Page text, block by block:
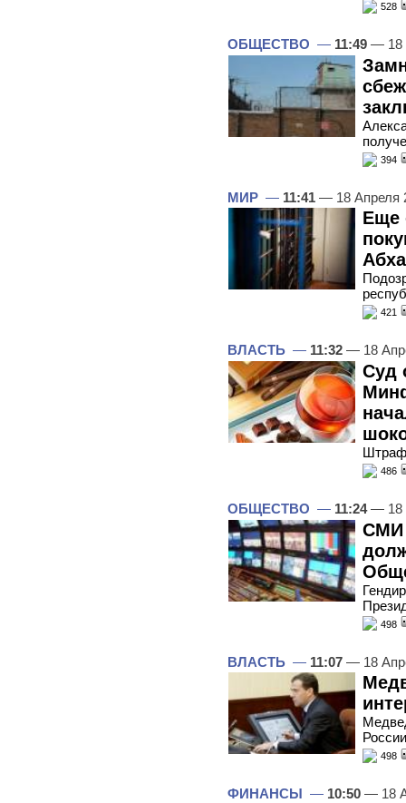
528
ОБЩЕСТВО — 11:49 — 18
394
МИР — 11:41 — 18 Апреля
Еще
421
ВЛАСТЬ — 11:32 — 18
Cуд
Штраф
486
ОБЩЕСТВО — 11:24— 18
СМИ
498
ВЛАСТЬ — 11:07 — 18
России
498
ФИНАНСЫ — 10:50 — 18